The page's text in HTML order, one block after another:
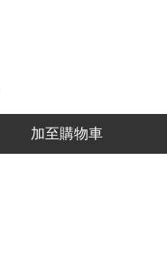
加至購物車